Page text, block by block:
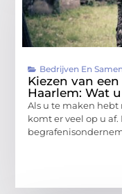
Bedrijven En
Kiezen van
Haarlem: Wat
Als u te maken hebt
komt er veel op u af.